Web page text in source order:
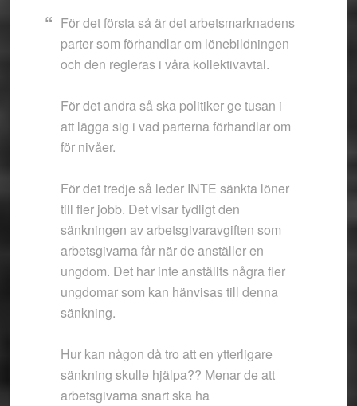
För det första så är det arbetsmarknadens
parter som förhandlar om lönebildningen
och den regleras i våra kollektivavtal.
För det andra så ska politiker ge tusan i
att lägga sig i vad parterna förhandlar om
för nivåer.
För det tredje så leder INTE sänkta löner
till fler jobb. Det visar tydligt den
sänkningen av arbetsgivaravgiften som
arbetsgivarna får när de anställer en
ungdom. Det har inte anställts några fler
ungdomar som kan hänvisas till denna
sänkning.
Hur kan någon då tro att en ytterligare
sänkning skulle hjälpa?? Menar de att
arbetsgivarna snart ska ha